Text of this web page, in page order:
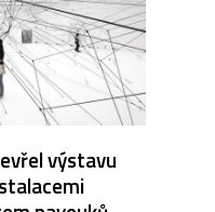
výstavu